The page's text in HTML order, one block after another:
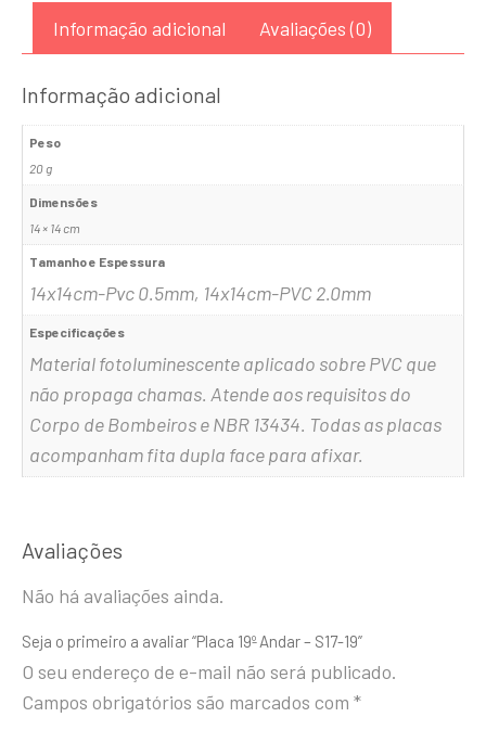
Informação adicional Avaliações (0)
Informação adicional
Peso
20 g
Dimensões
14 × 14 cm
Tamanho e Espessura
14x14cm-Pvc 0.5mm, 14x14cm-PVC 2.0mm
Especificações
Material fotoluminescente aplicado sobre PVC que
não propaga chamas. Atende aos requisitos do
Corpo de Bombeiros e NBR 13434. Todas as placas
acompanham fita dupla face para afixar.
Avaliações
Não há avaliações ainda.
Seja o primeiro a avaliar “Placa 19º Andar – S17-19”
O seu endereço de e-mail não será publicado.
Campos obrigatórios são marcados com *